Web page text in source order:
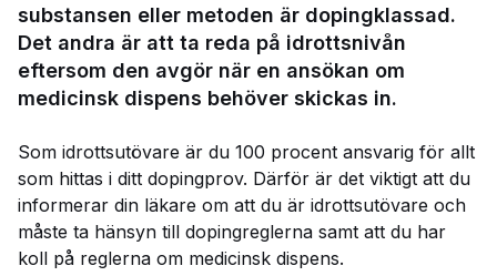
substansen eller metoden är dopingklassad.
Det andra är att ta reda på idrottsnivån
eftersom den avgör när en ansökan om
medicinsk dispens behöver skickas in.
Som idrottsutövare är du 100 procent ansvarig för allt
som hittas i ditt dopingprov. Därför är det viktigt att du
informerar din läkare om att du är idrottsutövare och
måste ta hänsyn till dopingreglerna samt att du har
koll på reglerna om medicinsk dispens.